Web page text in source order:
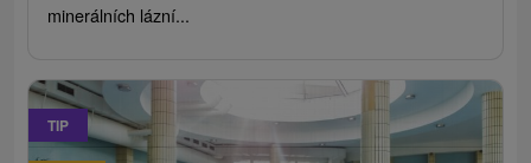
minerálních lázní...
TIP